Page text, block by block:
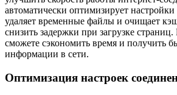
автоматически оптимизирует
удаляет временные файлы и очищает
снизить задержки при загрузке
сможете сэкономить время и получить
информации в сети.
Оптимизация настроек